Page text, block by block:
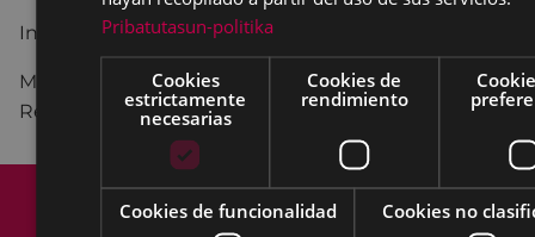
Inscripciones:https://formularioak.eibar.eus/eu/
Más información sobre los talleres "Reutiliza y
Reinventa"aquí.
Política de cookies
Contacto
Pribatutasun-politika
Cookies
estrictamente
necesarias
Cookies de
rendimiento
Cookies de funcionalidad Cookies no